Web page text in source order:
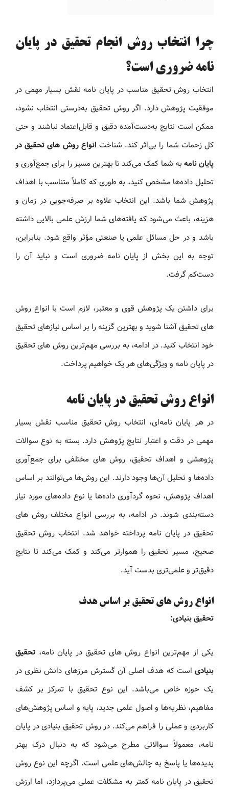
چرا انتخاب روش انجام تحقیق در پایان
نامه ضروری است؟
انتخاب روش تحقیق مناسب در پایان‌ نامه نقش بسیار مهمی در
موفقیت پژوهش دارد. اگر روش تحقیق به‌درستی انتخاب نشود،
ممکن است نتایج به‌دست‌آمده دقیق و قابل‌اعتماد نباشند و حتی
کل زحمات شما را بی‌اثر کند. شناخت انواع روش های تحقیق در
پایان‌ نامه به شما کمک می‌کند تا بهترین مسیر را برای جمع‌آوری و
تحلیل داده‌ها مشخص کنید، به‌ طوری‌ که کاملاً متناسب با اهداف
پژوهش شما باشد. این انتخاب علاوه بر صرفه‌جویی در زمان و
هزینه، باعث می‌شود که یافته‌های شما ارزش علمی بالایی داشته
باشد و در حل مسائل علمی یا صنعتی مؤثر واقع شود. بنابراین،
توجه به این بخش از پایان نامه ضروری است و نباید آن را
دست‌کم گرفت.
برای داشتن یک پژوهش قوی و معتبر، لازم است با انواع روش
های تحقیق آشنا شوید و بهترین گزینه را بر اساس نیازهای تحقیق
خود انتخاب کنید. در ادامه، به بررسی مهم‌ترین روش های تحقیق
در پایان نامه و ویژگی‌های هر یک خواهیم پرداخت.
انواع روش تحقیق در پایان‌ نامه
در هر پایان‌ نامه‌ای، انتخاب روش تحقیق مناسب نقش بسیار
مهمی در دقت و اعتبار نتایج پژوهش دارد. بسته به نوع سوالات
پژوهشی و اهداف تحقیق، روش های مختلفی برای جمع‌آوری
داده‌ها و تحلیل آن‌ها وجود دارند. این روش‌ها می‌توانند بر اساس
اهداف پژوهش، نحوه گردآوری داده‌ها یا نوع داده‌های مورد نیاز
دسته‌بندی شوند. در ادامه، به بررسی انواع مختلف روش های
تحقیق در پایان نامه پرداخته خواهد شد. انتخاب روش تحقیق
صحیح، مسیر تحقیق را هموارتر می‌کند و کمک می‌کند تا نتایج
دقیق‌تر و علمی‌تری بدست آید.
انواع روش های تحقیق بر اساس هدف
تحقیق بنیادی:
یکی از مهم‌ترین انواع روش های تحقیق در پایان‌ نامه، تحقیق
بنیادی است که هدف اصلی آن گسترش مرزهای دانش نظری در
یک حوزه خاص می‌باشد. این نوع تحقیق با تمرکز بر کشف
مفاهیم، نظریه‌ها و اصول علمی جدید، پایه و اساس پژوهش‌های
کاربردی و عملی را فراهم می‌کند. در روش تحقیق بنیادی در پایان‌
نامه، معمولاً سوالاتی مطرح می‌شود که به دنبال درک بهتر
پدیده‌ها یا پاسخ به چالش‌های علمی است. اگرچه این نوع روش
تحقیق در پایان‌ نامه کمتر به مشکلات عملی می‌پردازد، اما ارزش